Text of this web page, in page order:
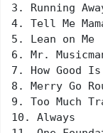
3. Running
4. Tell Me
5. Lean on Me
6. Mr.
7. How Good
8. Merry Go
9. Too Much
10. Always